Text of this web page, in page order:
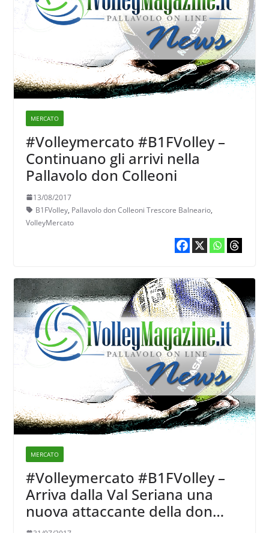
MERCATO
#Volleymercato #B1FVolley –
Continuano gli arrivi nella
Pallavolo don Colleoni
13/08/2017
B1FVolley, Pallavolo don Colleoni Trescore Balneario,
VolleyMercato
MERCATO
#Volleymercato #B1FVolley –
Arriva dalla Val Seriana una
nuova attaccante della don
Colleoni